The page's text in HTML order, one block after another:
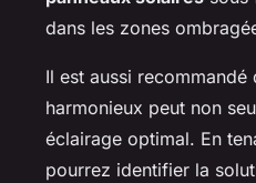
dans les zones
Il est aussi
harmonieux peut non
éclairage optimal. En
pourrez identifier la